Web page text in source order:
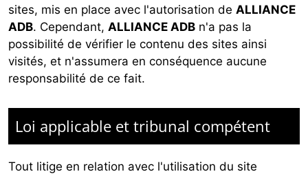
sites, mis en place avec l'autorisation de ALLIANCE
ADB. Cependant, ALLIANCE ADB n'a pas la
possibilité de vérifier le contenu des sites ainsi
visités, et n'assumera en conséquence aucune
responsabilité de ce fait.
Loi applicable et tribunal compétent
Tout litige en relation avec l'utilisation du site